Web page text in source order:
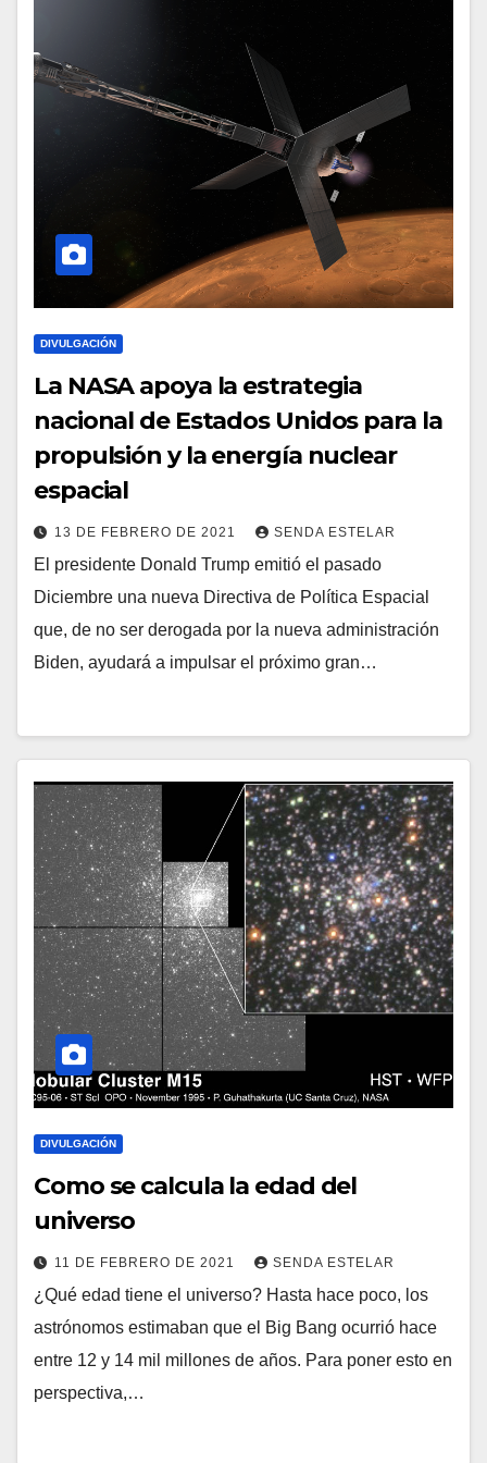
DIVULGACIÓN
La NASA apoya la estrategia
nacional de Estados Unidos para la
propulsión y la energía nuclear
espacial
13 DE FEBRERO DE 2021 SENDA ESTELAR
El presidente Donald Trump emitió el pasado
Diciembre una nueva Directiva de Política Espacial
que, de no ser derogada por la nueva administración
Biden, ayudará a impulsar el próximo gran…
DIVULGACIÓN
Como se calcula la edad del
universo
11 DE FEBRERO DE 2021 SENDA ESTELAR
¿Qué edad tiene el universo? Hasta hace poco, los
astrónomos estimaban que el Big Bang ocurrió hace
entre 12 y 14 mil millones de años. Para poner esto en
perspectiva,…